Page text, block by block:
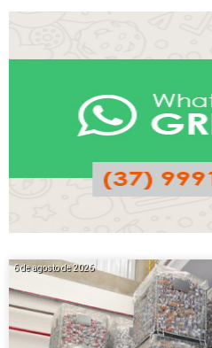
6 de agosto de 2026